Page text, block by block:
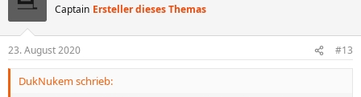
e
n
Captain Ersteller dieses Themas
23. August 2020 #13
DukNukem schrieb: